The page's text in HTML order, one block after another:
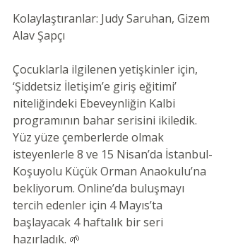
Kolaylaştıranlar: Judy Saruhan, Gizem
Alav Şapçı
Çocuklarla ilgilenen yetişkinler için,
‘Şiddetsiz İletişim’e giriş eğitimi’
niteliğindeki Ebeveynliğin Kalbi
programının bahar serisini ikiledik.
Yüz yüze çemberlerde olmak
isteyenlerle 8 ve 15 Nisan’da İstanbul-
Koşuyolu Küçük Orman Anaokulu’na
bekliyorum. Online’da buluşmayı
tercih edenler için 4 Mayıs’ta
başlayacak 4 haftalık bir seri
hazırladık. 🌱